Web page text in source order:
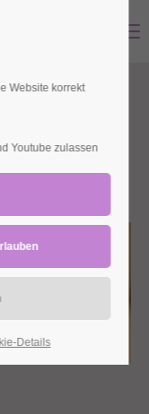
Velbert)
Website korrekt
Youtube zulassen
Details